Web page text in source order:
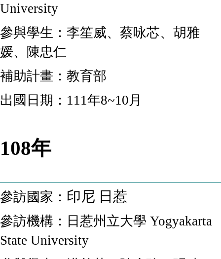
University
參與學生：李笙威、蔡咏芯、胡雅
媛、陳忠仁
補助計畫：教育部
出國日期：111年8~10月
108年
參訪國家： 印尼 日惹
參訪機構： 日惹州立大學 Yogyakarta
State University